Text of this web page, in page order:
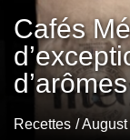
Cafés
Recettes /